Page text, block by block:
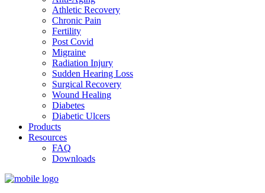
Athletic Recovery
Chronic Pain
Fertility
Post Covid
Migraine
Radiation Injury
Sudden Hearing Loss
Surgical Recovery
Wound Healing
Diabetes
Diabetic Ulcers
Products
Resources
FAQ
Downloads